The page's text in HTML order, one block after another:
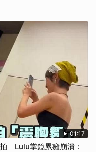
01:17
Lulu掌鏡累癱崩潰：